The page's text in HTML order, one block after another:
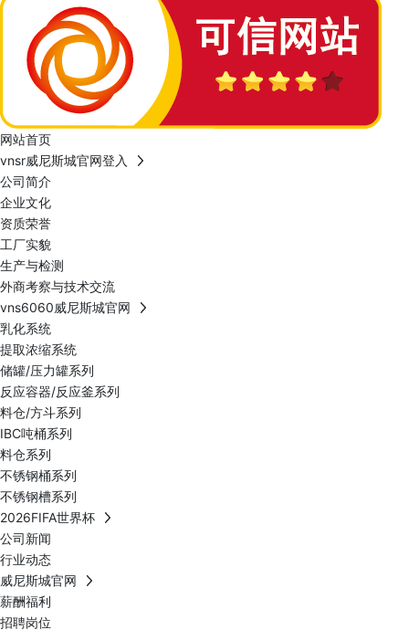
网站首页
vnsr威尼斯城官网登入
公司简介
企业文化
资质荣誉
工厂实貌
生产与检测
外商考察与技术交流
vns6060威尼斯城官网
乳化系统
提取浓缩系统
储罐/压力罐系列
反应容器/反应釜系列
料仓/方斗系列
IBC吨桶系列
料仓系列
不锈钢桶系列
不锈钢槽系列
2026FIFA世界杯
公司新闻
行业动态
威尼斯城官网
薪酬福利
招聘岗位